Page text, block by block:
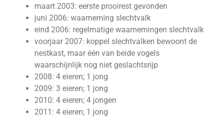
maart 2003: eerste prooirest gevonden
juni 2006: waarneming slechtvalk
eind 2006: regelmatige waarnemingen slechtvalk
voorjaar 2007: koppel slechtvalken bewoont de
nestkast, maar één van beide vogels
waarschijnlijk nog niet geslachtsrijp
2008: 4 eieren; 1 jong
2009: 3 eieren; 1 jong
2010: 4 eieren; 4 jongen
2011: 4 eieren; 1 jong